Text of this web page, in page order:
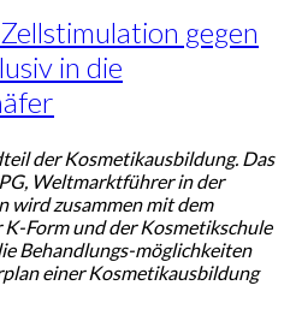
Schäfer
KOSMETIK
UND MAKE-
UP SCHULE
SCHÄFER
gegen
in die
der Kosmetikausbildung. Das
Weltmarktführer in der
wird zusammen mit dem
Form und der Kosmetikschule
Behandlungs-möglichkeiten
einer Kosmetikausbildung